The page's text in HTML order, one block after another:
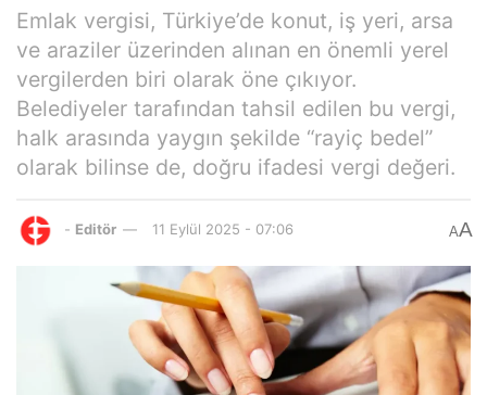
Emlak vergisi, Türkiye’de konut, iş yeri, arsa
ve araziler üzerinden alınan en önemli yerel
vergilerden biri olarak öne çıkıyor.
Belediyeler tarafından tahsil edilen bu vergi,
halk arasında yaygın şekilde “rayiç bedel”
olarak bilinse de, doğru ifadesi vergi değeri.
- Editör 11 Eylül 2025 - 07:06 AA